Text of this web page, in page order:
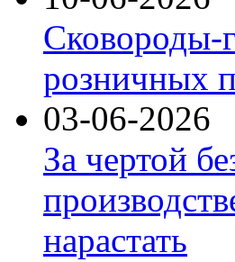
Сковороды-
розничных
03-06-2026
За чертой
нарастать